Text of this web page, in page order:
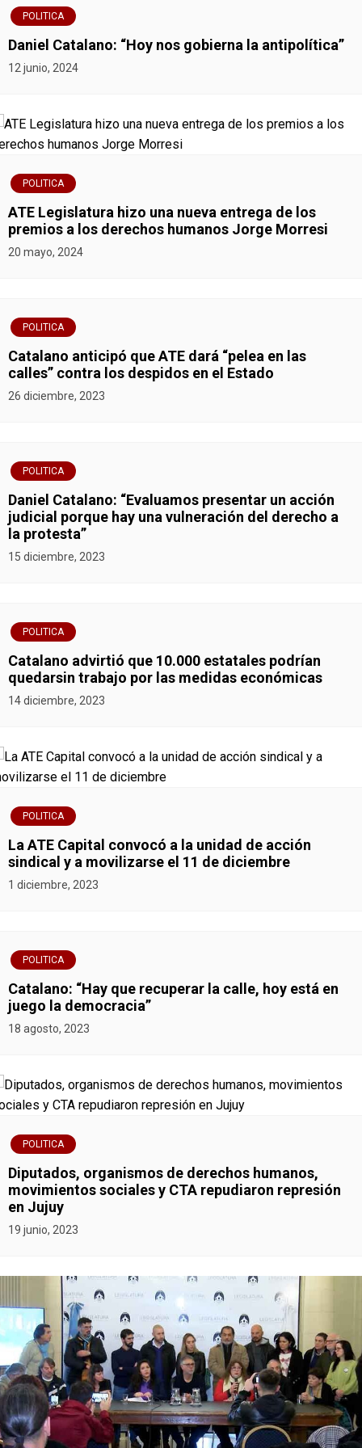
POLITICA
Daniel Catalano: “Hoy nos gobierna la antipolítica”
12 junio, 2024
POLITICA
ATE Legislatura hizo una nueva entrega de los
premios a los derechos humanos Jorge Morresi
20 mayo, 2024
POLITICA
Catalano anticipó que ATE dará “pelea en las
calles” contra los despidos en el Estado
26 diciembre, 2023
POLITICA
Daniel Catalano: “Evaluamos presentar un acción
judicial porque hay una vulneración del derecho a
la protesta”
15 diciembre, 2023
POLITICA
Catalano advirtió que 10.000 estatales podrían
quedarsin trabajo por las medidas económicas
14 diciembre, 2023
POLITICA
La ATE Capital convocó a la unidad de acción
sindical y a movilizarse el 11 de diciembre
1 diciembre, 2023
POLITICA
Catalano: “Hay que recuperar la calle, hoy está en
juego la democracia”
18 agosto, 2023
POLITICA
Diputados, organismos de derechos humanos,
movimientos sociales y CTA repudiaron represión
en Jujuy
19 junio, 2023